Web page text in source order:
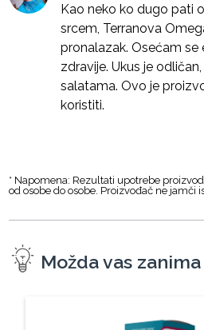
Kao neko ko dugo pati
srcem, Terranova
pronalazak. Osećam se
zdravije. Ukus je
salatama. Ovo je
koristiti.
* Napomena: Rezultati upotrebe
od osobe do osobe. Proizvođač ne jamči
Možda vas